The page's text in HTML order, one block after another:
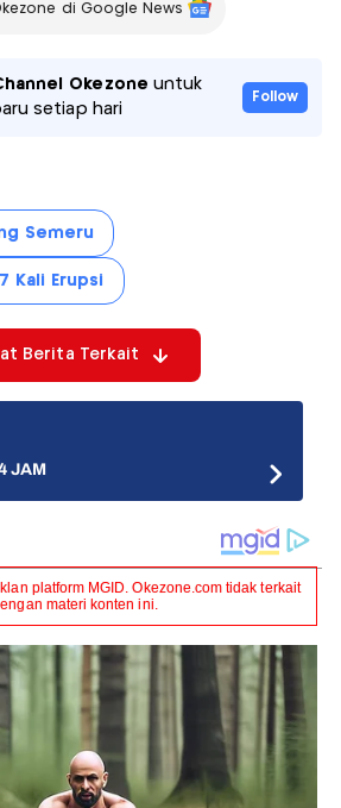
di Google News
Okezone untuk
setiap hari
Follow
Semeru
Kali Erupsi
Berita Terkait
JAM